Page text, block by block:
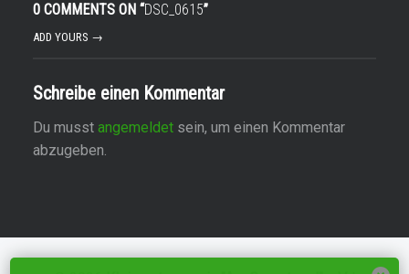
0 COMMENTS ON “DSC_0615”
ADD YOURS →
Schreibe einen Kommentar
Du musst angemeldetsein, um einen Kommentar
abzugeben.